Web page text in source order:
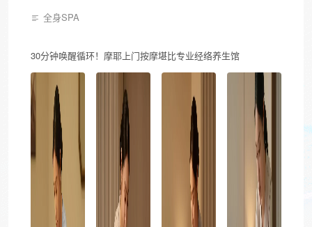
全身SPA
30分钟唤醒循环！摩耶上门按摩堪比专业经络养生馆